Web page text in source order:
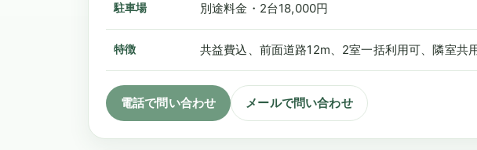
駐車場 別途料金・2台18,000円
特徴 共益費込、前面道路12m、2室一括利用可、隣室共
電話で問い合わせ メールで問い合わせ